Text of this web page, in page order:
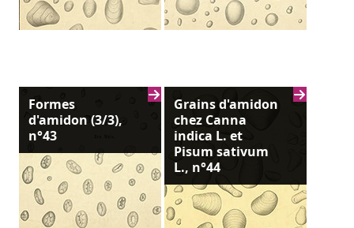
Formes
d'amidon (3/3),
n°43
Grains d'amidon
chez Canna
indica L. et
Pisum sativum
L., n°44